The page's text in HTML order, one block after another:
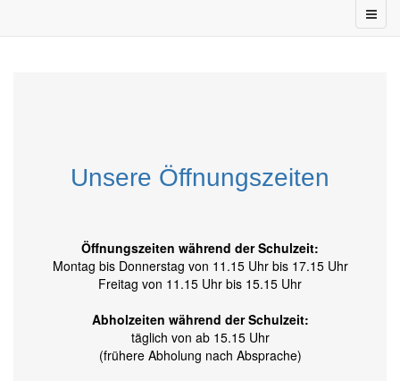
Unsere Öffnungszeiten
Öffnungszeiten während der Schulzeit:
Montag bis Donnerstag von 11.15 Uhr bis 17.15 Uhr
Freitag von 11.15 Uhr bis 15.15 Uhr
Abholzeiten während der Schulzeit:
täglich von ab 15.15 Uhr
(frühere Abholung nach Absprache)